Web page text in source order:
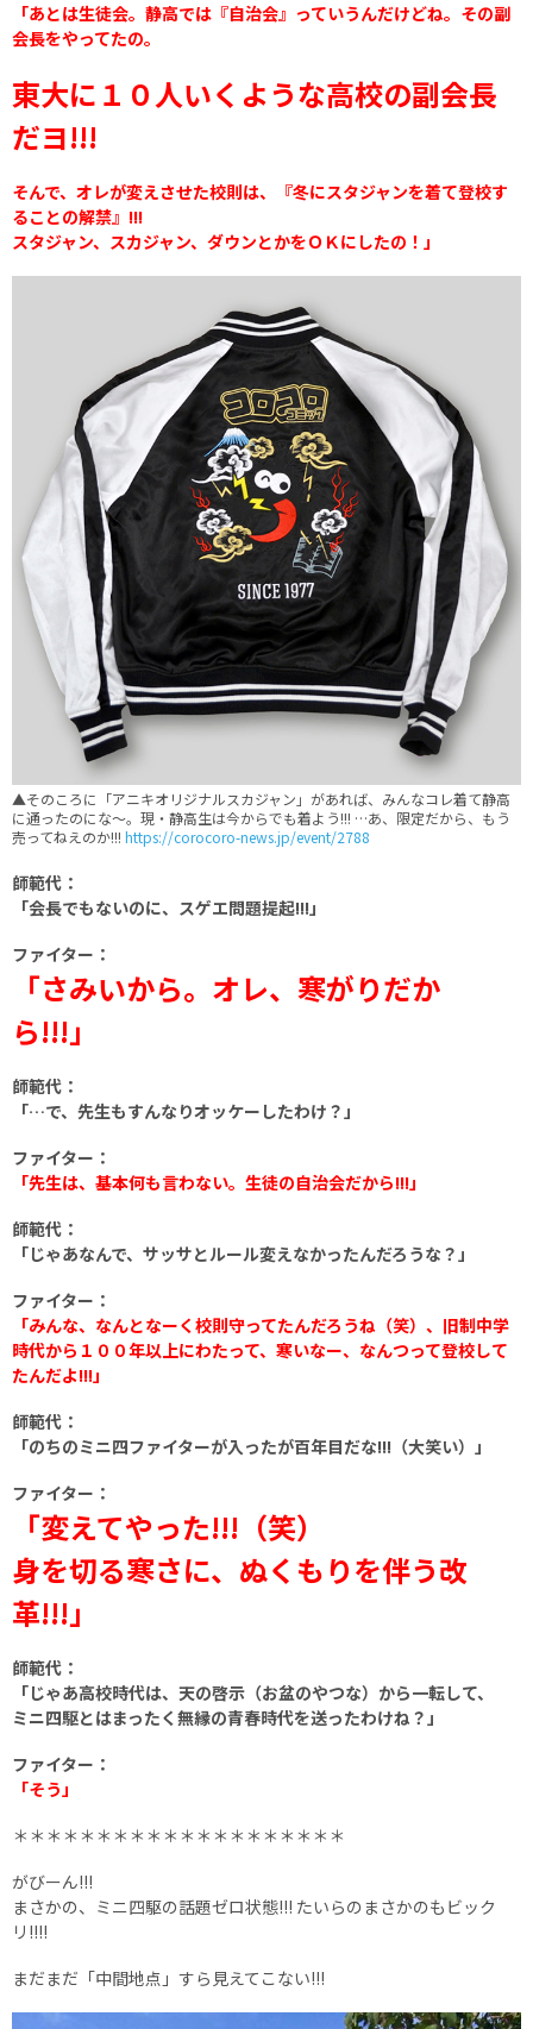
「あとは生徒会。静高では『自治会』っていうんだけどね。その副
会長をやってたの。
東大に１０人いくような高校の副会長
だヨ!!!
そんで、オレが変えさせた校則は、『冬にスタジャンを着て登校す
ることの解禁』!!!
スタジャン、スカジャン、ダウンとかをＯＫにしたの！」
▲そのころに「アニキオリジナルスカジャン」があれば、みんなコレ着て静高
に通ったのにな〜。現・静高生は今からでも着よう!!! …あ、限定だから、もう
売ってねえのか!!! https://corocoro-news.jp/event/2788
師範代：
「会長でもないのに、スゲエ問題提起!!!」
ファイター：
「さみいから。オレ、寒がりだか
ら!!!」
師範代：
「…で、先生もすんなりオッケーしたわけ？」
ファイター：
「先生は、基本何も言わない。生徒の自治会だから!!!」
師範代：
「じゃあなんで、サッサとルール変えなかったんだろうな？」
ファイター：
「みんな、なんとなーく校則守ってたんだろうね（笑）、旧制中学
時代から１００年以上にわたって、寒いなー、なんつって登校して
たんだよ!!!」
師範代：
「のちのミニ四ファイターが入ったが百年目だな!!!（大笑い）」
ファイター：
「変えてやった!!!（笑）
身を切る寒さに、ぬくもりを伴う改
革!!!」
師範代：
「じゃあ高校時代は、天の啓示（お盆のやつな）から一転して、
ミニ四駆とはまったく無縁の青春時代を送ったわけね？」
ファイター：
「そう」
＊＊＊＊＊＊＊＊＊＊＊＊＊＊＊＊＊＊＊＊
がびーん!!!
まさかの、ミニ四駆の話題ゼロ状態!!! たいらのまさかのもビック
リ!!!!
まだまだ「中間地点」すら見えてこない!!!